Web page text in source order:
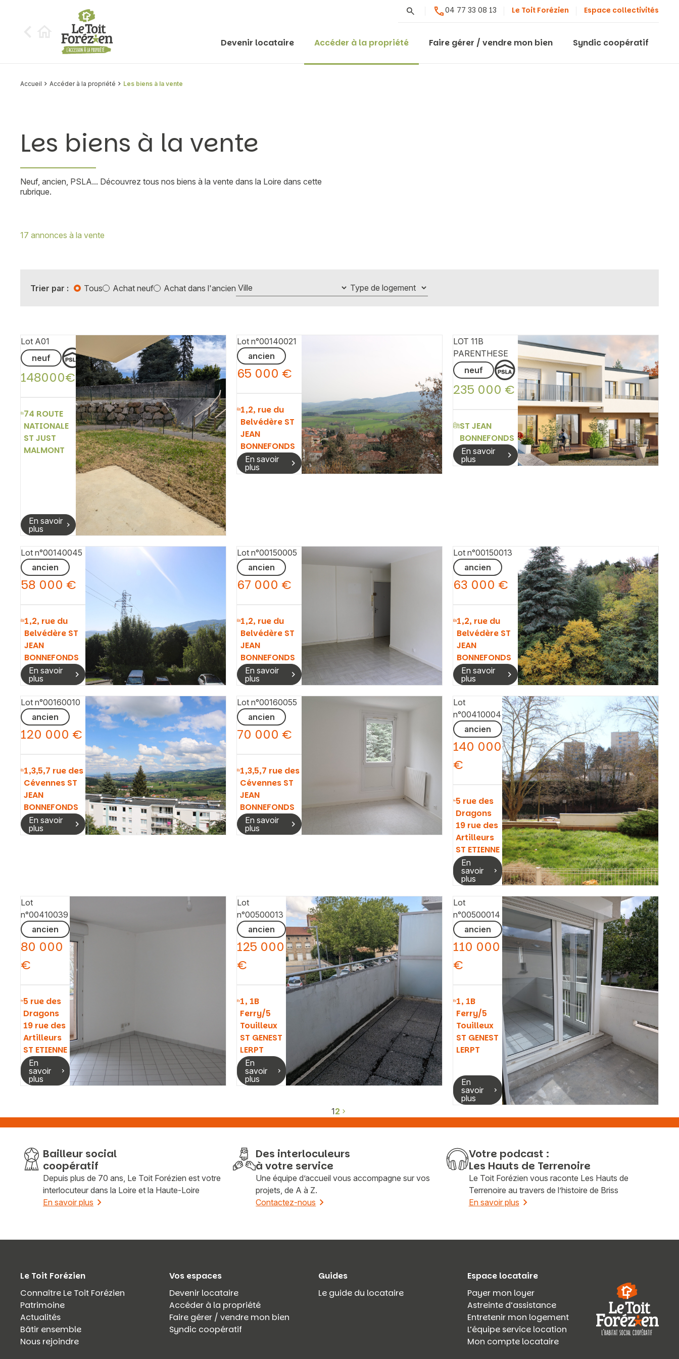
Rechercher04 77 33 08 13 Le Toit Forézien Espace collectivités
Devenir locataire Accéder à la propriété Faire gérer / vendre mon bien Syndic coopératif
Vous recherchez&nbsp;:
Rechercher
Accueil Accéder à la propriété Les biens à la vente
Les biens à la vente
Neuf, ancien, PSLA... Découvrez tous nos biens à la vente dans la Loire dans cette
rubrique.
17 annonces à la vente
Trier par : Tous Achat neuf Achat dans l'ancien
Lot A01
neuf
148000€
74 ROUTE
NATIONALE
ST JUST
MALMONT
En savoir
plus
Lot n°00140021
ancien
65 000 €
1,2, rue du
Belvédère ST
JEAN
BONNEFONDS
En savoir
plus
LOT 11B
PARENTHESE
neuf
235 000 €
ST JEAN
BONNEFONDS
En savoir
plus
Lot n°00140045
ancien
58 000 €
1,2, rue du
Belvédère ST
JEAN
BONNEFONDS
En savoir
plus
Lot n°00150005
ancien
67 000 €
1,2, rue du
Belvédère ST
JEAN
BONNEFONDS
En savoir
plus
Lot n°00150013
ancien
63 000 €
1,2, rue du
Belvédère ST
JEAN
BONNEFONDS
En savoir
plus
Lot n°00160010
ancien
120 000 €
1,3,5,7 rue des
Cévennes ST
JEAN
BONNEFONDS
En savoir
plus
Lot n°00160055
ancien
70 000 €
1,3,5,7 rue des
Cévennes ST
JEAN
BONNEFONDS
En savoir
plus
Lot
n°00410004
ancien
140 000
€
5 rue des
Dragons
19 rue des
Artilleurs
ST ETIENNE
En
savoir
plus
Lot
n°00410039
ancien
80 000
€
5 rue des
Dragons
19 rue des
Artilleurs
ST ETIENNE
En
savoir
plus
Lot
n°00500013
ancien
125 000
€
1, 1B
Ferry/5
Touilleux
ST GENEST
LERPT
En
savoir
plus
Lot
n°00500014
ancien
110 000
€
1, 1B
Ferry/5
Touilleux
ST GENEST
LERPT
En
savoir
plus
12
Bailleur social
coopératif
Depuis plus de 70 ans, Le Toit Forézien est votre
interlocuteur dans la Loire et la Haute-Loire
En savoir plus
Des interloculeurs
à votre service
Une équipe d’accueil vous accompagne sur vos
projets, de A à Z.
Contactez-nous
Votre podcast :
Les Hauts de Terrenoire
Le Toit Forézien vous raconte Les Hauts de
Terrenoire au travers de l’histoire de Briss
En savoir plus
Le Toit Forézien
Connaître Le Toit Forézien
Patrimoine
Actualités
Bâtir ensemble
Nous rejoindre
Vos espaces
Devenir locataire
Accéder à la propriété
Faire gérer / vendre mon bien
Syndic coopératif
Guides
Le guide du locataire
Espace locataire
Payer mon loyer
Astreinte d’assistance
Entretenir mon logement
L’équipe service location
Mon compte locataire